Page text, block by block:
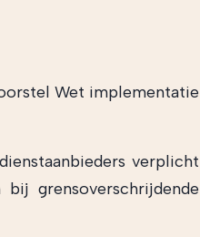
Wet implementatie
verplicht
grensoverschrijdende